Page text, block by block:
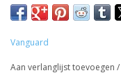
Vanguard
Aan verlanglijst toevoegen /